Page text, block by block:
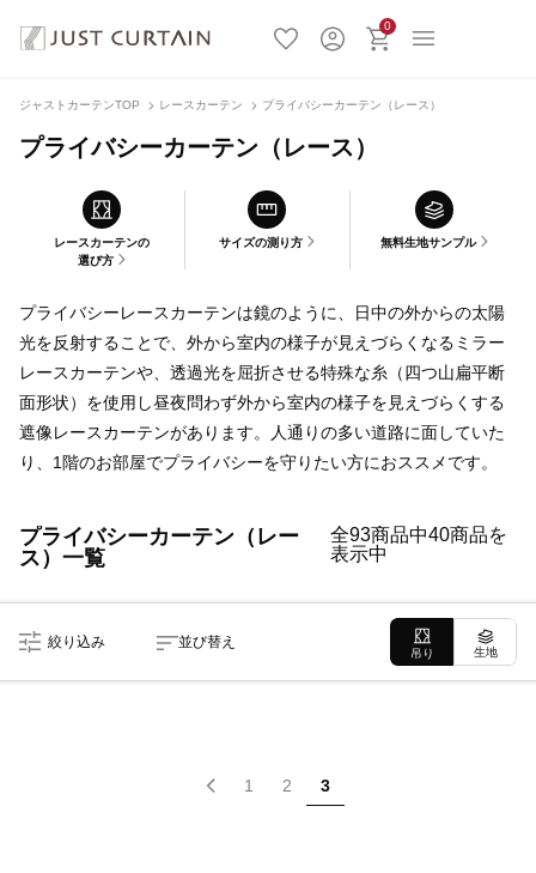
0
ジャストカーテンTOP レースカーテン プライバシーカーテン（レース）
プライバシーカーテン（レース）
レースカーテンの
選び方
サイズの測り方 無料生地サンプル
プライバシーレースカーテンは鏡のように、日中の外からの太陽
光を反射することで、外から室内の様子が見えづらくなるミラー
レースカーテンや、透過光を屈折させる特殊な糸（四つ山扁平断
面形状）を使用し昼夜問わず外から室内の様子を見えづらくする
遮像レースカーテンがあります。人通りの多い道路に面していた
り、1階のお部屋でプライバシーを守りたい方におススメです。
プライバシーカーテン（レー
ス）一覧
全93商品中40商品を
表示中
絞り込み 並び替え
吊り 生地
1 2 3